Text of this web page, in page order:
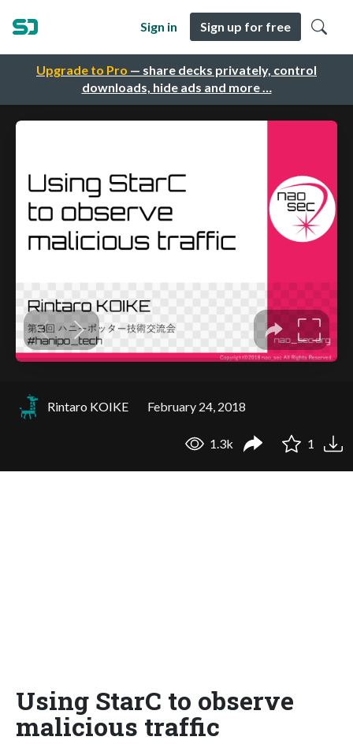
Upgrade to Pro — share decks privately, control
downloads, hide ads and more …
Sign in Sign up for free
Rintaro KOIKE February 24, 2018
1.3k 1
Using StarC to observe
malicious traffic